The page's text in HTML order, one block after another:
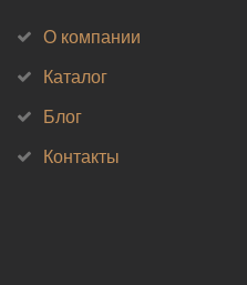
О компании
Каталог
Блог
Контакты